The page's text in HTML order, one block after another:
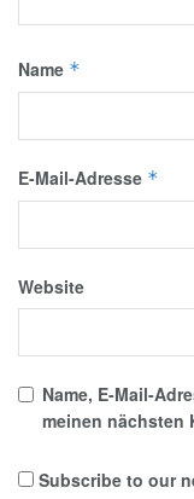
Name *
E-Mail-Adresse *
Website
Name, E-Mail-
meinen nächsten
Subscribe to our